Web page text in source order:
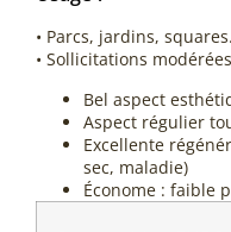
• Parcs, jardins,
• Sollicitations modérées
Bel aspect
Aspect régulier
Excellente
sec, maladie)
Économe : faible